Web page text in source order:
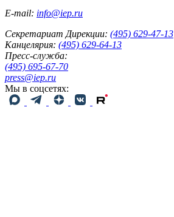
E-mail: info@iep.ru
Секретариат Дирекции: (495) 629-47-13
Канцелярия: (495) 629-64-13
Пресс-служба:
(495) 695-67-70
press@iep.ru
Мы в соцсетях: